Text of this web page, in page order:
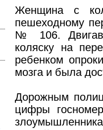
Женщина с
пешеходному
№ 106.
коляску на
ребенком
мозга и была
Дорожным
цифры